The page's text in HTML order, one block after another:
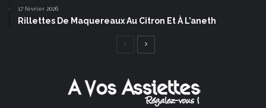
17 février 2026
Rillettes De Maquereaux Au Citron Et À L’aneth
Page